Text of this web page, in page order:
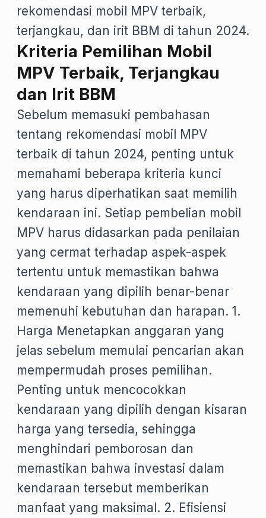
rekomendasi mobil MPV terbaik,
terjangkau, dan irit BBM di tahun 2024.
Kriteria Pemilihan Mobil
MPV Terbaik, Terjangkau
dan Irit BBM
Sebelum memasuki pembahasan
tentang rekomendasi mobil MPV
terbaik di tahun 2024, penting untuk
memahami beberapa kriteria kunci
yang harus diperhatikan saat memilih
kendaraan ini. Setiap pembelian mobil
MPV harus didasarkan pada penilaian
yang cermat terhadap aspek-aspek
tertentu untuk memastikan bahwa
kendaraan yang dipilih benar-benar
memenuhi kebutuhan dan harapan. 1.
Harga Menetapkan anggaran yang
jelas sebelum memulai pencarian akan
mempermudah proses pemilihan.
Penting untuk mencocokkan
kendaraan yang dipilih dengan kisaran
harga yang tersedia, sehingga
menghindari pemborosan dan
memastikan bahwa investasi dalam
kendaraan tersebut memberikan
manfaat yang maksimal. 2. Efisiensi